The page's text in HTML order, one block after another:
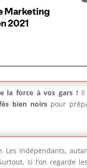
la force à vos gars !Il
bien noirspour
Les indépendants,
si l’on regarde